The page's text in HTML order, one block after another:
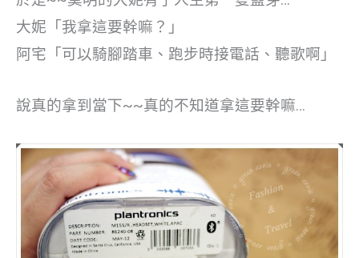
大妮「我拿這要幹嘛？」
阿宅「可以騎腳踏車、跑步時接電話、聽歌啊」
說真的拿到當下~~真的不知道拿這要幹嘛…